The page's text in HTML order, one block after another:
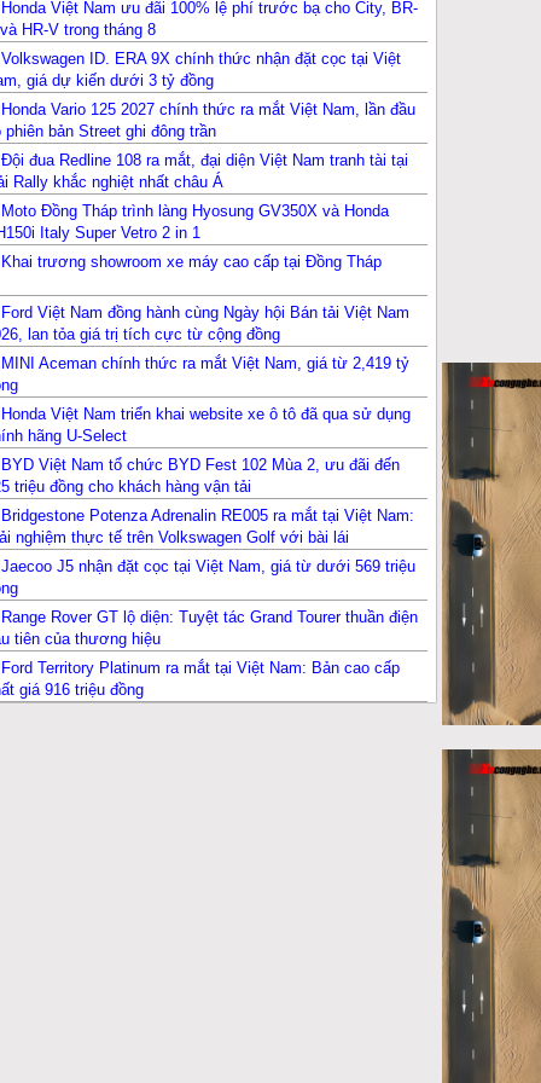
Honda Việt Nam ưu đãi 100% lệ phí trước bạ cho City, BR-
HR-V trong tháng 8
Volkswagen ID. ERA 9X chính thức nhận đặt cọc tại Việt
giá dự kiến dưới 3 tỷ đồng
Honda Vario 125 2027 chính thức ra mắt Việt Nam, lần đầu
phiên bản Street ghi đông trần
Đội đua Redline 108 ra mắt, đại diện Việt Nam tranh tài tại
Rally khắc nghiệt nhất châu Á
Moto Đồng Tháp trình làng Hyosung GV350X và Honda
Italy Super Vetro 2 in 1
Khai trương showroom xe máy cao cấp tại Đồng Tháp
Ford Việt Nam đồng hành cùng Ngày hội Bán tải Việt Nam
lan tỏa giá trị tích cực từ cộng đồng
MINI Aceman chính thức ra mắt Việt Nam, giá từ 2,419 tỷ
Honda Việt Nam triển khai website xe ô tô đã qua sử dụng
hãng U-Select
BYD Việt Nam tổ chức BYD Fest 102 Mùa 2, ưu đãi đến
triệu đồng cho khách hàng vận tải
Bridgestone Potenza Adrenalin RE005 ra mắt tại Việt Nam:
nghiệm thực tế trên Volkswagen Golf với bài lái
Jaecoo J5 nhận đặt cọc tại Việt Nam, giá từ dưới 569 triệu
Range Rover GT lộ diện: Tuyệt tác Grand Tourer thuần điện
tiên của thương hiệu
Ford Territory Platinum ra mắt tại Việt Nam: Bản cao cấp
giá 916 triệu đồng